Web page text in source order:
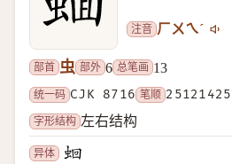
注音 ㄏㄨㄟˊ
部首 虫 部外 6 总笔画 13
统一码 CJK 8716 笔顺
字形结构 左右结构
异体